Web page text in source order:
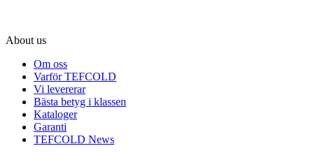
About us
Om oss
Varför TEFCOLD
Vi levererar
Bästa betyg i klassen
Kataloger
Garanti
TEFCOLD News